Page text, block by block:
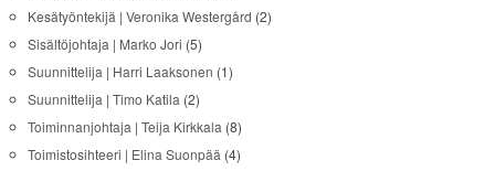
Kesätyöntekijä | Veronika Westergård (2)
Sisältöjohtaja | Marko Jori (5)
Suunnittelija | Harri Laaksonen (1)
Suunnittelija | Timo Katila (2)
Toiminnanjohtaja | Teija Kirkkala (8)
Toimistosihteeri | Elina Suonpää (4)